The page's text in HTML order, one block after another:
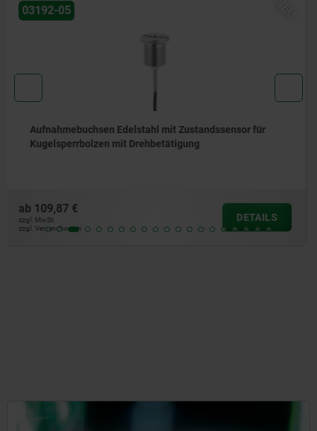
03096-30
Stellschrauben
ab 2,40 €
zzgl. MwSt.
zzgl. Versandkosten
DETAILS